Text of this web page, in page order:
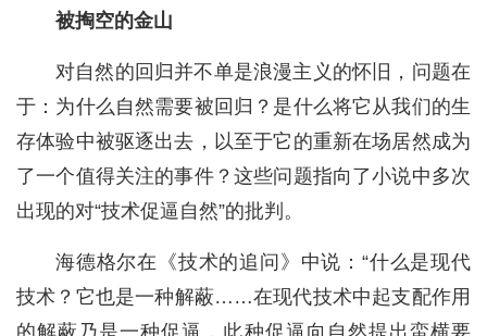
被掏空的金山
对自然的回归并不单是浪漫主义的怀旧，问题在
于：为什么自然需要被回归？是什么将它从我们的生
存体验中被驱逐出去，以至于它的重新在场居然成为
了一个值得关注的事件？这些问题指向了小说中多次
出现的对“技术促逼自然”的批判。
海德格尔在《技术的追问》中说：“什么是现代
技术？它也是一种解蔽……在现代技术中起支配作用